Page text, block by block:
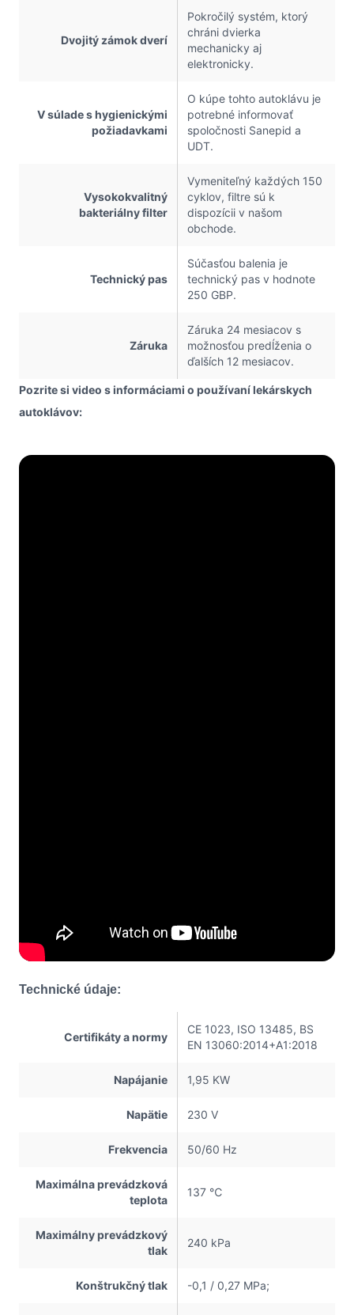
Dvojitý zámok dverí
Pokročilý systém, ktorý
chráni dvierka
mechanicky aj
elektronicky.
V súlade s hygienickými
požiadavkami
O kúpe tohto autoklávu je
potrebné informovať
spoločnosti Sanepid a
UDT.
Vysokokvalitný
bakteriálny filter
Vymeniteľný každých 150
cyklov, filtre sú k
dispozícii v našom
obchode.
Technický pas
Súčasťou balenia je
technický pas v hodnote
250 GBP.
Záruka
Záruka 24 mesiacov s
možnosťou predĺženia o
ďalších 12 mesiacov.
Pozrite si video s informáciami o používaní lekárskych
autoklávov:
Technické údaje:
Certifikáty a normy
CE 1023, ISO 13485, BS
EN 13060:2014+A1:2018
Napájanie 1,95 KW
Napätie 230 V
Frekvencia 50/60 Hz
Maximálna prevádzková
teplota
137 ℃
Maximálny prevádzkový
tlak
240 kPa
Konštrukčný tlak -0,1 / 0,27 MPa;